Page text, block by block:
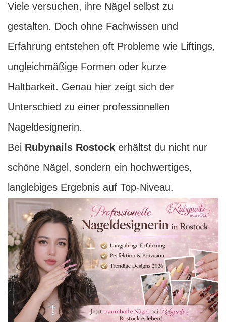
Viele versuchen, ihre Nägel selbst zu
gestalten. Doch ohne Fachwissen und
Erfahrung entstehen oft Probleme wie Liftings,
ungleichmäßige Formen oder kurze
Haltbarkeit. Genau hier zeigt sich der
Unterschied zu einer professionellen
Nageldesignerin.
Bei Rubynails Rostock erhältst du nicht nur
schöne Nägel, sondern ein hochwertiges,
langlebiges Ergebnis auf Top-Niveau.